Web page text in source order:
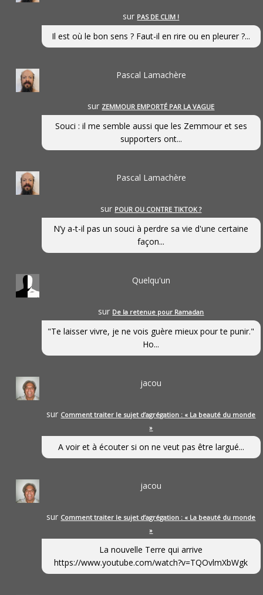
sur PAS DE CLIM !
Il est où le bon sens ? Faut-il en rire ou en pleurer ?...
Pascal Lamachère
sur ZEMMOUR EMPORTÉ PAR LA VAGUE
Souci : il me semble aussi que les Zemmour et ses
supporters ont...
Pascal Lamachère
sur POUR OU CONTRE TIKTOK ?
N’y a-t-il pas un souci à perdre sa vie d'une certaine
façon...
Quelqu'un
sur De la retenue pour Ramadan
"Te laisser vivre, je ne vois guère mieux pour te punir."
Ho...
jacou
sur Comment traiter le sujet d’agrégation : « La beauté du monde
»
A voir et à écouter si on ne veut pas être largué...
jacou
sur Comment traiter le sujet d’agrégation : « La beauté du monde
»
La nouvelle Terre qui arrive
https://www.youtube.com/watch?v=TQOvlmXbWgk